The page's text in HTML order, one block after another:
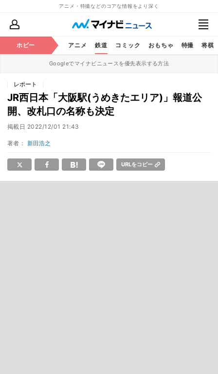
アニメ・特撮などのコアな情報をより深く
ホビー アニメ 鉄道 コミック おもちゃ 特撮 将棋
Googleでマイナビニュースを優先表示する方法
レポート
JR西日本「大阪駅(うめきたエリア)」報道公
開、改札口の名称も決定
掲載日 2022/12/01 21:43
著者： 新田浩之
URLをコピー